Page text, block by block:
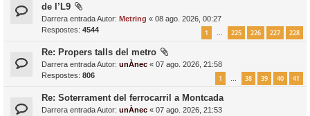
de l’L9
Darrera entrada Autor: Metring « 08 ago. 2026, 00:27
Respostes: 4544 1 … 225 226 227 228
Re: Propers talls del metro
Darrera entrada Autor: unÀnec « 07 ago. 2026, 21:58
Respostes: 806 1 … 38 39 40 41
Re: Soterrament del ferrocarril a Montcada
Darrera entrada Autor: unÀnec « 07 ago. 2026, 21:53